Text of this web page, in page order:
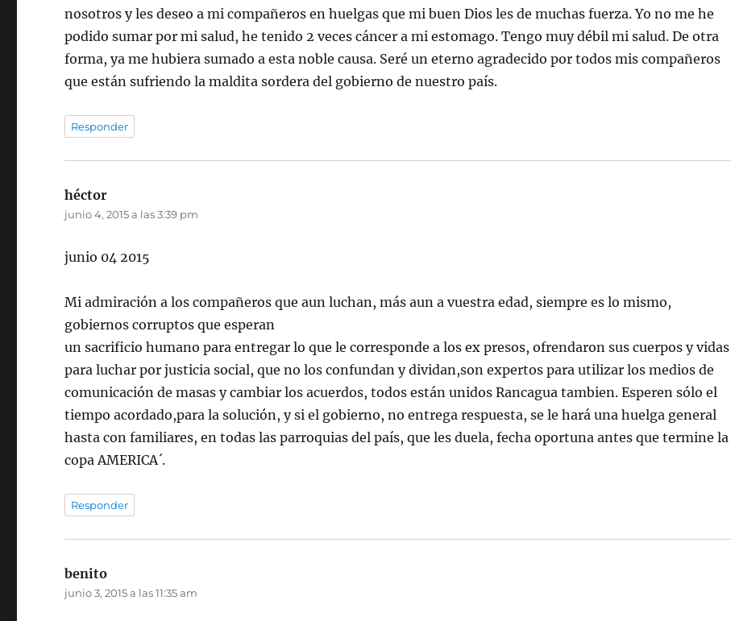
nosotros y les deseo a mi compañeros en huelgas que mi buen Dios les de muchas fuerza. Yo no me he
podido sumar por mi salud, he tenido 2 veces cáncer a mi estomago. Tengo muy débil mi salud. De otra
forma, ya me hubiera sumado a esta noble causa. Seré un eterno agradecido por todos mis compañeros
que están sufriendo la maldita sordera del gobierno de nuestro país.
Responder
héctor
junio 4, 2015 a las 3:39 pm
junio 04 2015
Mi admiración a los compañeros que aun luchan, más aun a vuestra edad, siempre es lo mismo,
gobiernos corruptos que esperan
un sacrificio humano para entregar lo que le corresponde a los ex presos, ofrendaron sus cuerpos y vidas
para luchar por justicia social, que no los confundan y dividan,son expertos para utilizar los medios de
comunicación de masas y cambiar los acuerdos, todos están unidos Rancagua tambien. Esperen sólo el
tiempo acordado,para la solución, y si el gobierno, no entrega respuesta, se le hará una huelga general
hasta con familiares, en todas las parroquias del país, que les duela, fecha oportuna antes que termine la
copa AMERICA´.
Responder
benito
junio 3, 2015 a las 11:35 am